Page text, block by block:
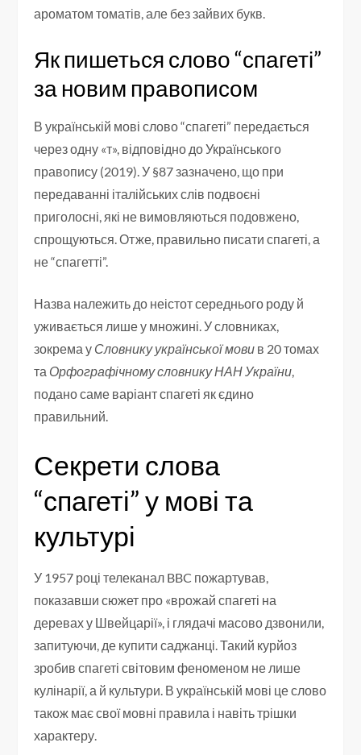
ароматом томатів, але без зайвих букв.
Як пишеться слово “спагеті”
за новим правописом
В українській мові слово “спагеті” передається
через одну «т», відповідно до Українського
правопису (2019). У §87 зазначено, що при
передаванні італійських слів подвоєні
приголосні, які не вимовляються подовжено,
спрощуються. Отже, правильно писати спагеті, а
не “спагетті”.
Назва належить до неістот середнього роду й
уживається лише у множині. У словниках,
зокрема у Словнику української мови в 20 томах
та Орфографічному словнику НАН України,
подано саме варіант спагеті як єдино
правильний.
Секрети слова
“спагеті” у мові та
культурі
У 1957 році телеканал BBC пожартував,
показавши сюжет про «врожай спагеті на
деревах у Швейцарії», і глядачі масово дзвонили,
запитуючи, де купити саджанці. Такий курйоз
зробив спагеті світовим феноменом не лише
кулінарії, а й культури. В українській мові це слово
також має свої мовні правила і навіть трішки
характеру.